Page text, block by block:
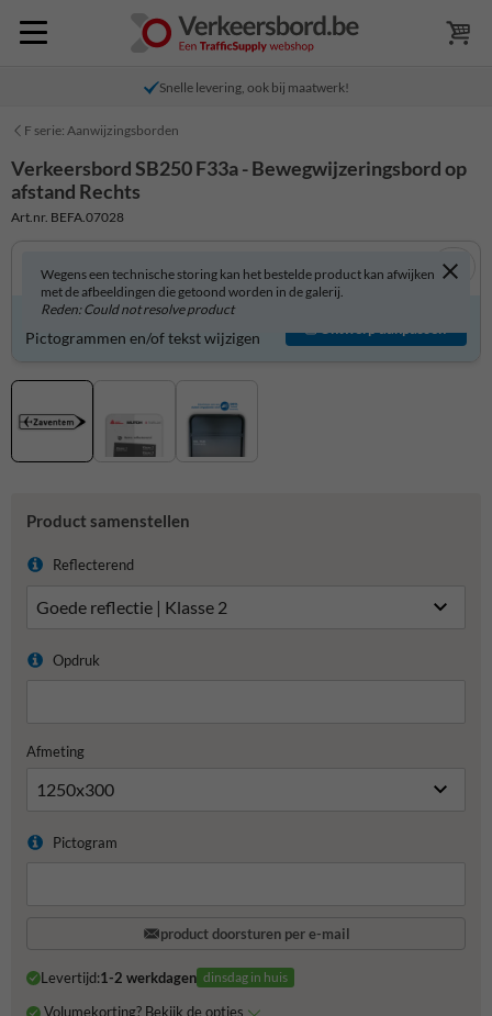
Snelle levering, ook bij maatwerk!
F serie: Aanwijzingsborden
Verkeersbord SB250 F33a - Bewegwijzeringsbord op
afstand Rechts
Art.nr. BEFA.07028
Wegens een technische storing kan het bestelde product kan afwijken
met de afbeeldingen die getoond worden in de galerij.
Reden: Could not resolve product
Verkeersbord zelf aanpassen?
Pictogrammen en/of tekst wijzigen
Ontwerp aanpassen
Product samenstellen
Reflecterend
Opdruk
Afmeting
Pictogram
product doorsturen per e-mail
Levertijd:1-2 werkdagen dinsdag in huis
Volumekorting? Bekijk de opties